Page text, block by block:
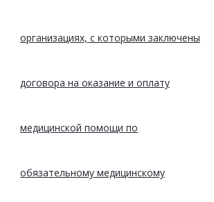
организациях, с которыми заключены
договора на оказание и оплату
медицинской помощи по
обязательному медицинскому